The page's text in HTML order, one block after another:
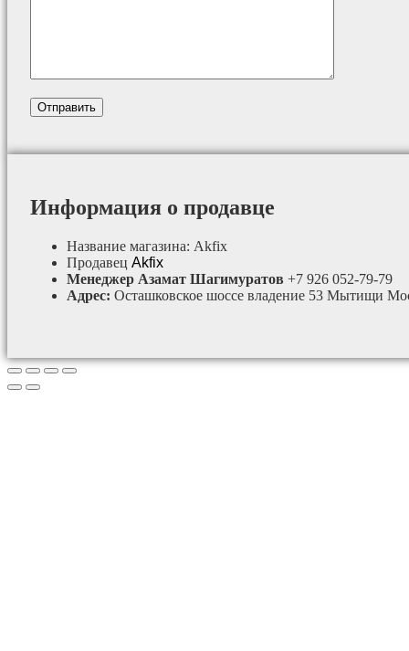
Информация о продавце
Название магазина: Akfix
Продавец Akfix
Менеджер Азамат Шагимуратов +7 926 052-79-79
Адрес: Осташковское шоссе владение 53 Мытищи